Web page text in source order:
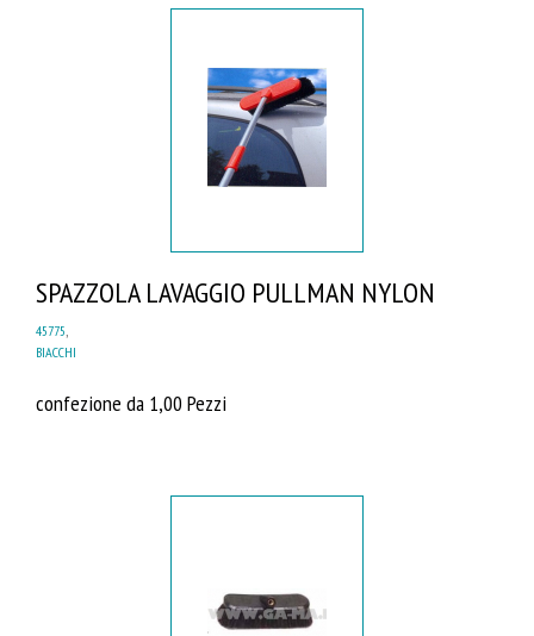
SPAZZOLA LAVAGGIO PULLMAN NYLON
45775
BIACCHI
confezione da 1,00 Pezzi